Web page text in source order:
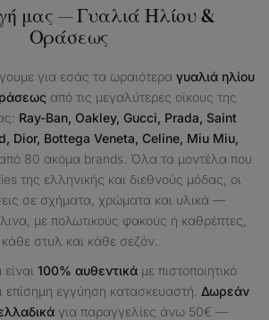
μας — Γυαλιά Ηλίου &
Οράσεως
για εσάς τα ωραιότερα γυαλιά ηλίου
από τις μεγαλύτερες οίκους της
Ray-Ban, Oakley, Gucci, Prada, Saint
Dior, Bottega Veneta, Celine, Miu Miu,
80 ακόμα brands. Όλα τα μοντέλα που
της ελληνικής και διεθνούς μόδας, οι
σε σχήματα, χρώματα και υλικά —
με πολωτικούς φακούς ή καθρέπτες,
κάθε στυλ και κάθε σεζόν.
100% αυθεντικάμε πιστοποιητικό
επίσημη εγγύηση κατασκευαστή. Δωρεάν
για παραγγελίες άνω 50€ —